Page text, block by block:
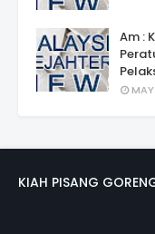
Am :
KIAH PISANG